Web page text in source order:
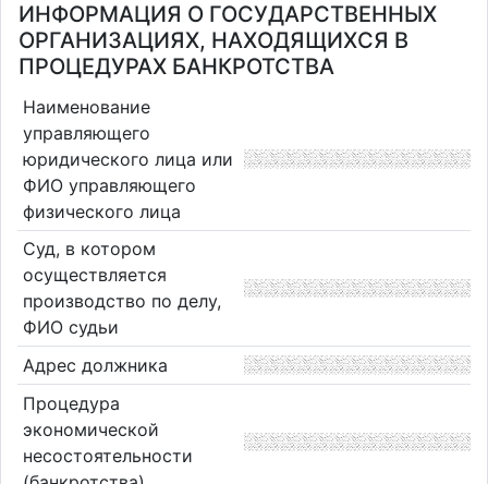
ИНФОРМАЦИЯ О ГОСУДАРСТВЕННЫХ
ОРГАНИЗАЦИЯХ, НАХОДЯЩИХСЯ В
ПРОЦЕДУРАХ БАНКРОТСТВА
Наименование
управляющего
юридического лица или
ФИО управляющего
физического лица
Суд, в котором
осуществляется
производство по делу,
ФИО судьи
Адрес должника
Процедура
экономической
несостоятельности